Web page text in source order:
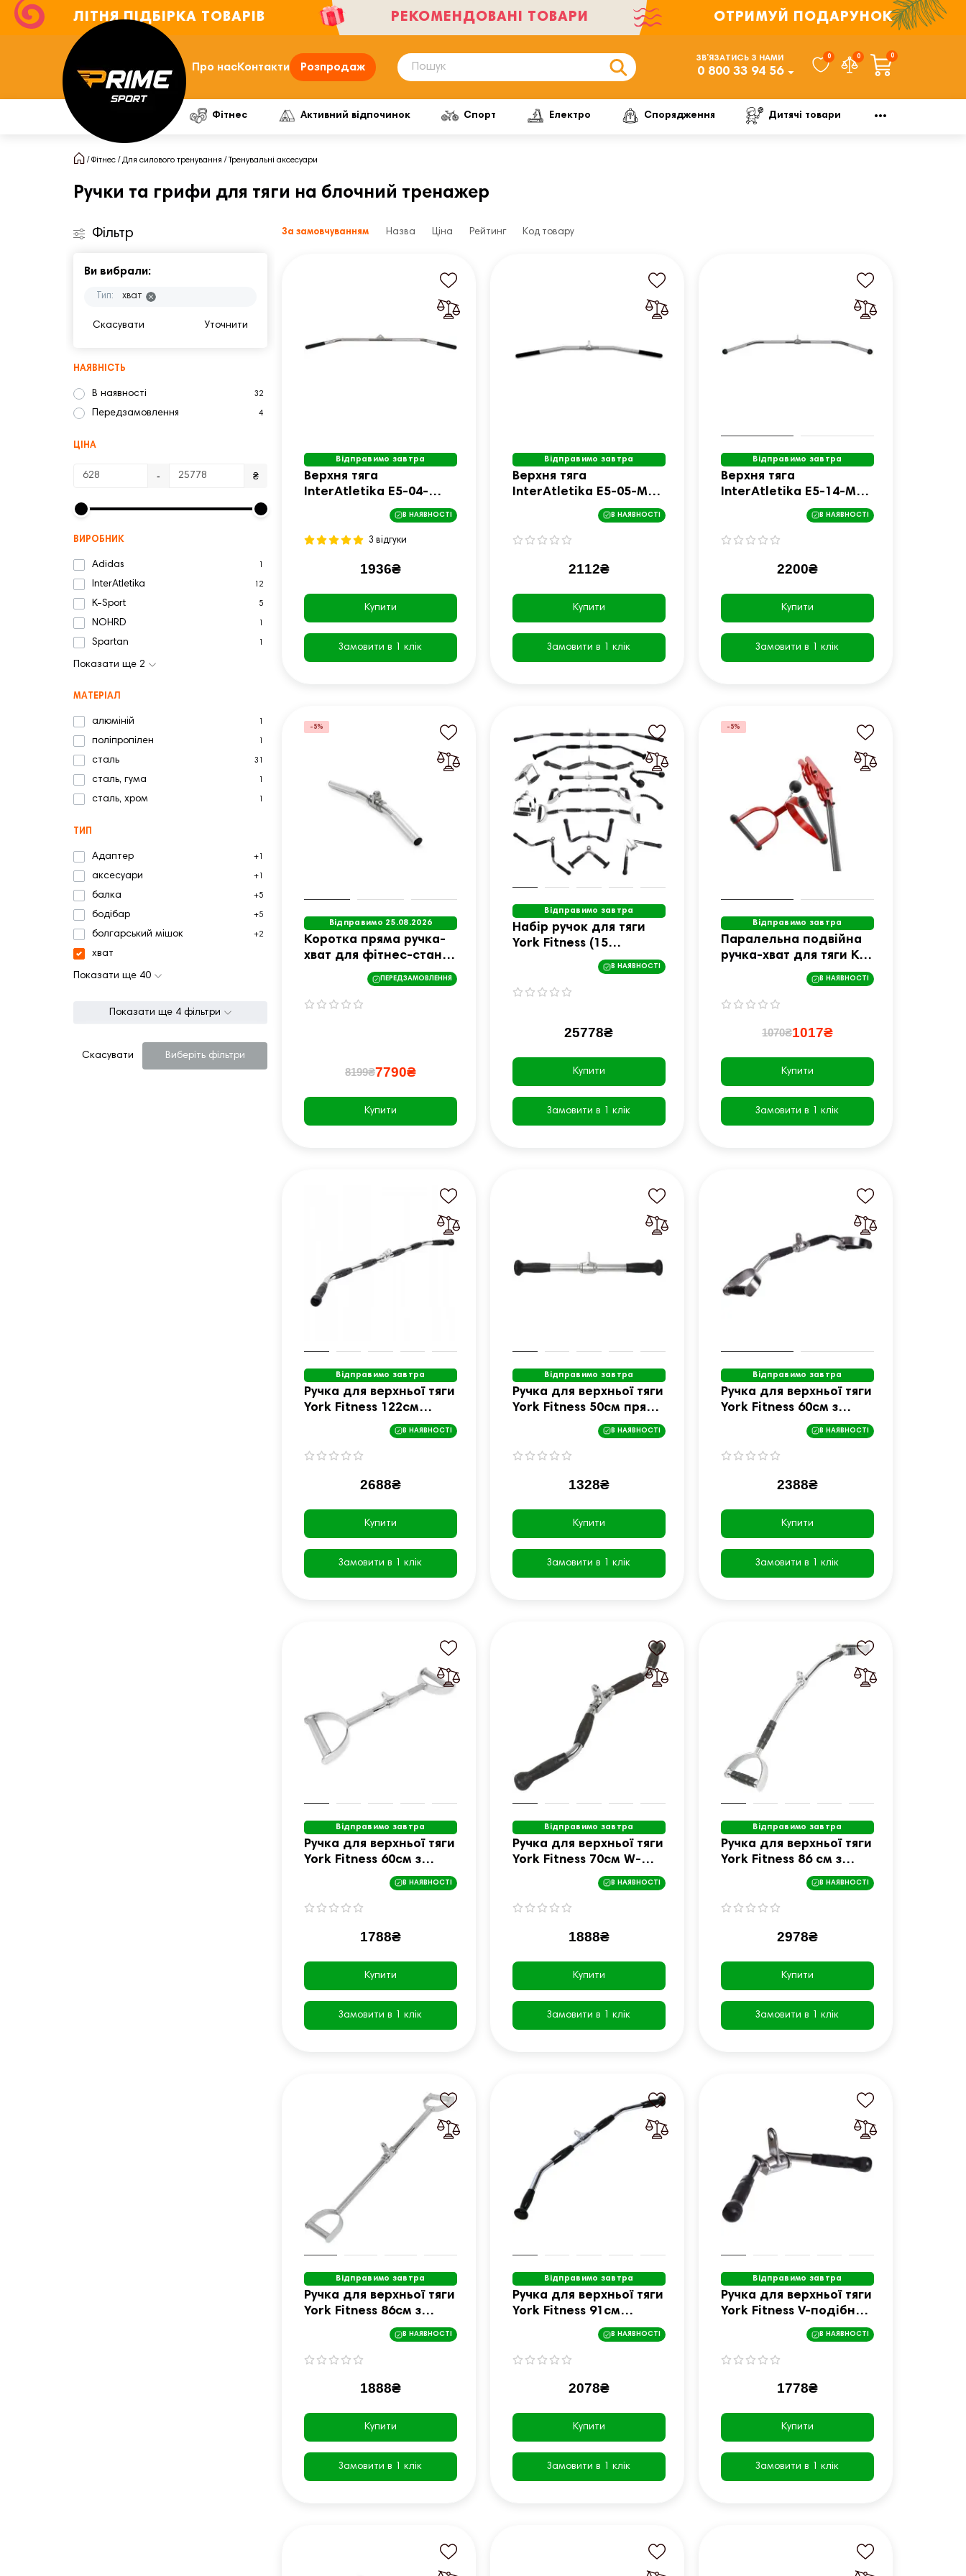
ЛІТНЯ ПІДБІРКА ТОВАРІВ РЕКОМЕНДОВАНІ ТОВАРИ ОТРИМУЙ ПОДАРУНОК
Про насКонтакти Розпродаж
ЗВ’ЯЗАТИСЬ З НАМИ
0 800 33 94 56
0 0 0
Фітнес Активний відпочинок Спорт Електро Спорядження Дитячі товари
Фітнес Для силового тренування Тренувальні аксесуари
Ручки та грифи для тяги на блочний тренажер
Фільтр
Ви вибрали:
Тип: хват
Скасувати Уточнити
НАЯВНІСТЬ
В наявності 32
Передзамовлення 4
ЦІНА
- ₴
ВИРОБНИК
Adidas
InterAtletika 12
K-Sport 5
NOHRD
Spartan
Показати ще 2
МАТЕРІАЛ
алюміній
поліпропілен
сталь 31
сталь, гума
сталь, хром
ТИП
Адаптер +1
аксесуари +1
балка +5
бодібар +5
болгарський мішок +2
хват
Показати ще 40
Показати ще 4 фільтри
Скасувати Виберіть фільтри
За замовчуванням Назва Ціна Рейтинг Код товару
Відправимо завтра
Верхня тяга
InterAtletika E5-04-
В НАЯВНОСТІ
3 відгуки
1936₴
Купити
Замовити в 1 клік
Відправимо завтра
Верхня тяга
InterAtletika E5-05-M
обертова, 122 см
В НАЯВНОСТІ
2112₴
Купити
Замовити в 1 клік
Відправимо завтра
Верхня тяга
InterAtletika E5-14-M
обертова, 122 см
В НАЯВНОСТІ
2200₴
Купити
Замовити в 1 клік
-5%
Відправимо 25.08.2026
Коротка пряма ручка-
хват для фітнес-станції
NOHRD SlimBeam
ПЕРЕДЗАМОВЛЕННЯ
8199₴7790₴
Купити
Відправимо завтра
Набір ручок для тяги
York Fitness (15
В НАЯВНОСТІ
25778₴
Купити
Замовити в 1 клік
-5%
Відправимо завтра
Паралельна подвійна
ручка-хват для тяги K-
В НАЯВНОСТІ
1070₴1017₴
Купити
Замовити в 1 клік
Відправимо завтра
Ручка для верхньої тяги
York Fitness 122см
вигнута з гумовими
рукоятками, хром
В НАЯВНОСТІ
2688₴
Купити
Замовити в 1 клік
Відправимо завтра
Ручка для верхньої тяги
York Fitness 50см пряма
з гумовими рукоятками,
В НАЯВНОСТІ
1328₴
Купити
Замовити в 1 клік
Відправимо завтра
Ручка для верхньої тяги
York Fitness 60см з
паралельним хватом
вигнута з гумовими
рукоятками, хром
В НАЯВНОСТІ
2388₴
Купити
Замовити в 1 клік
Відправимо завтра
Ручка для верхньої тяги
York Fitness 60см з
паралельним хватом
В НАЯВНОСТІ
1788₴
Купити
Замовити в 1 клік
Відправимо завтра
Ручка для верхньої тяги
York Fitness 70см W-
подібна з гумовими
рукоятками, хром
В НАЯВНОСТІ
1888₴
Купити
Замовити в 1 клік
Відправимо завтра
Ручка для верхньої тяги
York Fitness 86 см з
паралельним хватом
вигнута з гумовими
рукоятками, хром
В НАЯВНОСТІ
2978₴
Купити
Замовити в 1 клік
Відправимо завтра
Ручка для верхньої тяги
York Fitness 86см з
паралельним хватом
В НАЯВНОСТІ
1888₴
Купити
Замовити в 1 клік
Відправимо завтра
Ручка для верхньої тяги
York Fitness 91см
вигнута з гумовими
рукоятками, хром
В НАЯВНОСТІ
2078₴
Купити
Замовити в 1 клік
Відправимо завтра
Ручка для верхньої тяги
York Fitness V-подібна
обертовим підвісом та
гумовими рукоятками,
В НАЯВНОСТІ
1778₴
Купити
Замовити в 1 клік